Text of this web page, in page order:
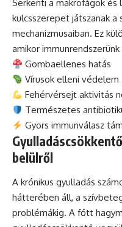
Serkenti a makrofágok
kulcsszerepet játszanak
mechanizmusaiban. Ez
amikor
Gombaellenes hatás
Vírusok elleni védelem
Fehérvérsejt aktivitás
Természetes
Gyors immunválasz
belülről
A krónikus gyulladás
hátterében áll, a
problémákig. A főtt